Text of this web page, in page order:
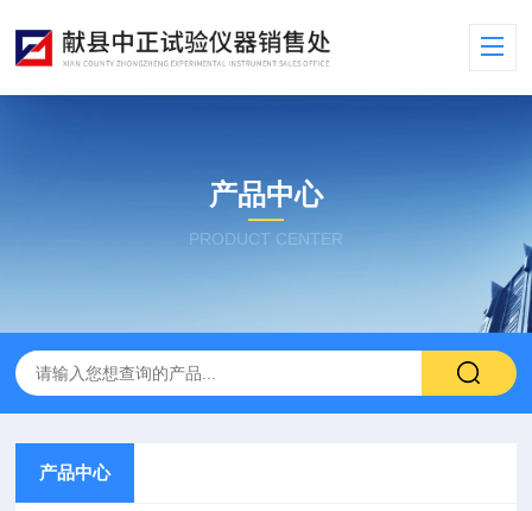
产品中心
PRODUCT CENTER
产品中心